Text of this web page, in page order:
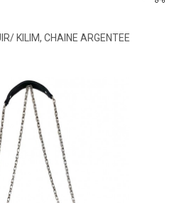
KILIM, CHAINE ARGENTEE